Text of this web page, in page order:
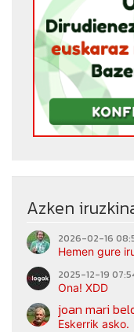
Azken
2026-02-16
Hemen gure
2025-12-19
Ona! XDD
joan mari
Eskerrik asko.